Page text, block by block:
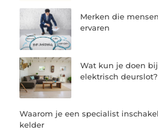
Merken die
ervaren
Wat kun je doen
elektrisch deurslot?
Waarom je een specialist
kelder